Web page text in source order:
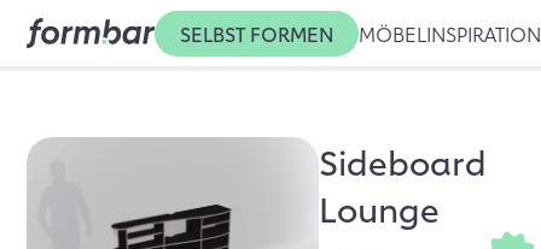
SELBST FORMEN MÖBEL INSPIRATION
Sideboard
Lounge